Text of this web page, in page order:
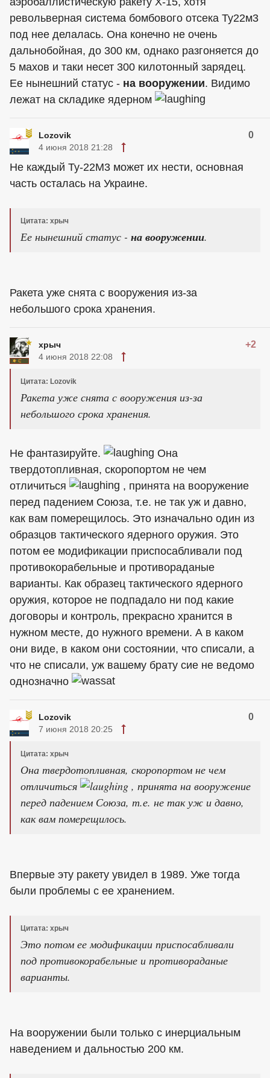
револьверная система бомбового отсека Ту22м3
под нее делалась. Она конечно не очень
дальнобойная, до 300 км, однако разгоняется до
5 махов и таки несет 300 килотонный зарядец.
Ее нынешний статус - на вооружении. Видимо
лежат на складике ядерном
Lozovik 0
4 июня 2018 21:28
Не каждый Ту-22М3 может их нести, основная
часть осталась на Украине.
Цитата: хрыч
Ее нынешний статус - на вооружении.
Ракета уже снята с вооружения из-за
небольшого срока хранения.
хрыч +2
4 июня 2018 22:08
Цитата: Lozovik
Ракета уже снята с вооружения из-за
небольшого срока хранения.
Не фантазируйте.
Она
твердотопливная, скоропортом не чем
отличиться
, принята на вооружение
перед падением Союза, т.е. не так уж и давно,
как вам померещилось. Это изначально один из
образцов тактического ядерного оружия. Это
потом ее модификации приспосабливали под
противокорабельные и противораданые
варианты. Как образец тактического ядерного
оружия, которое не подпадало ни под какие
договоры и контроль, прекрасно хранится в
нужном месте, до нужного времени. А в каком
они виде, в каком они состоянии, что списали, а
что не списали, уж вашему брату сие не ведомо
однозначно
Lozovik 0
7 июня 2018 20:25
Цитата: хрыч
Она твердотопливная, скоропортом не чем
отличиться
, принята на вооружение
перед падением Союза, т.е. не так уж и давно,
как вам померещилось.
Впервые эту ракету увидел в 1989. Уже тогда
были проблемы с ее хранением.
Цитата: хрыч
Это потом ее модификации приспосабливали
под противокорабельные и противораданые
варианты.
На вооружении были только с инерциальным
наведением и дальностью 200 км.